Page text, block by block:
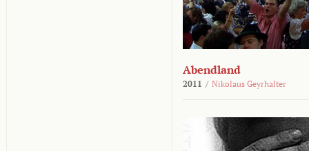
Abendland
2011 / Nikolaus Geyrhalter